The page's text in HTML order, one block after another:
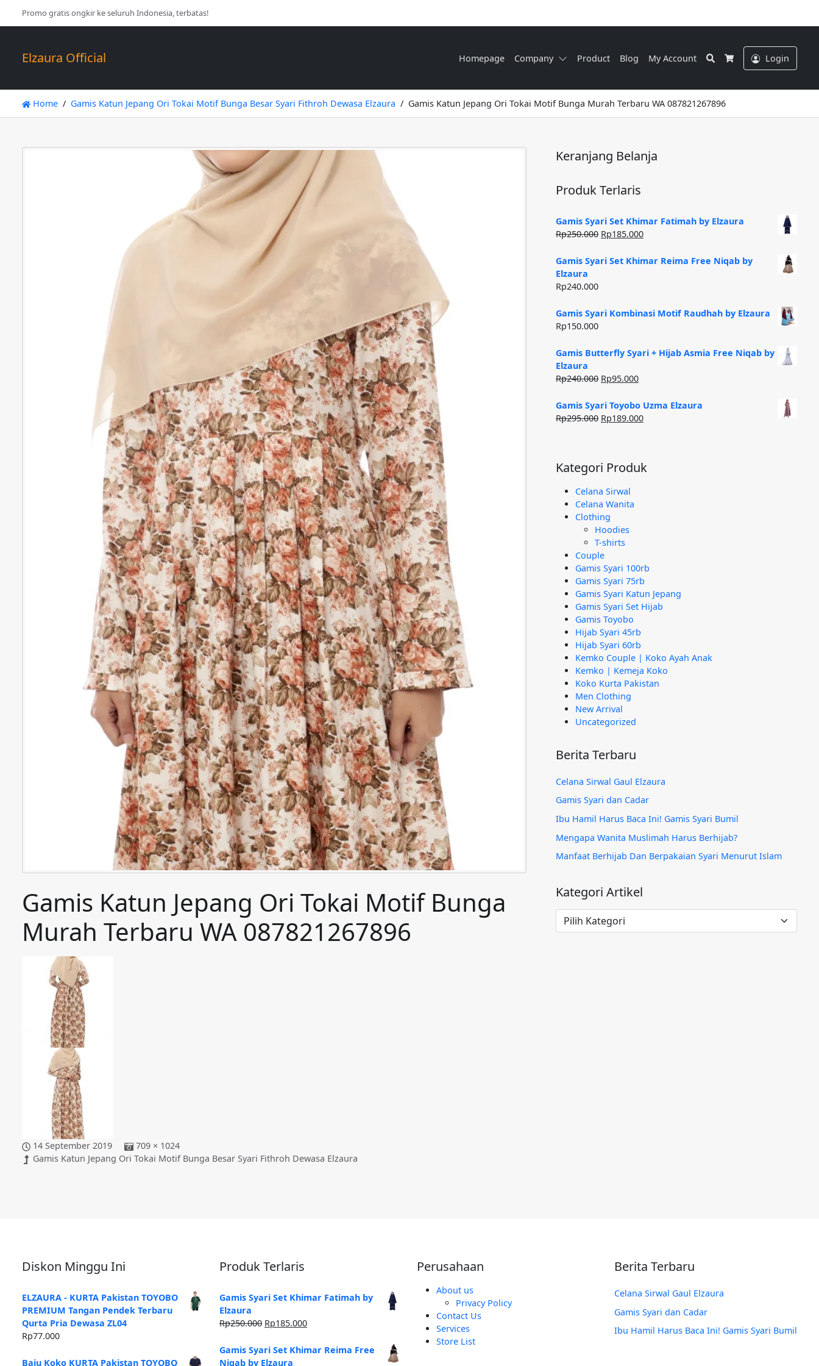
Promo gratis ongkir ke seluruh Indonesia, terbatas!
Elzaura Official Homepage Company Product Blog My Account
Search
Cart
Login
Home Gamis Katun Jepang Ori Tokai Motif Bunga Besar Syari Fithroh Dewasa Elzaura Gamis Katun Jepang Ori Tokai Motif Bunga Murah Terbaru WA 087821267896
Gamis Katun Jepang Ori Tokai Motif Bunga
Murah Terbaru WA 087821267896
14 September 2019
709 × 1024
Gamis Katun Jepang Ori Tokai Motif Bunga Besar Syari Fithroh Dewasa Elzaura
Keranjang Belanja
Produk Terlaris
Gamis Syari Set Khimar Fatimah by Elzaura
Rp250.000 Harga
adalah:
Rp185.000Harga
ini
Gamis Syari Set Khimar Reima Free Niqab by
Elzaura
Rp240.000
Gamis Syari Kombinasi Motif Raudhah by Elzaura
Rp150.000
Gamis Butterfly Syari + Hijab Asmia Free Niqab by
Elzaura
Rp240.000 Harga
adalah:
Rp240.000.
Rp95.000Harga
ini
adalah:
Gamis Syari Toyobo Uzma Elzaura
Rp295.000 Harga
Rp189.000Harga
Rp189.000.
Kategori Produk
Celana Sirwal
Celana Wanita
Clothing
Hoodies
T-shirts
Couple
Gamis Syari 100rb
Gamis Syari 75rb
Gamis Syari Katun Jepang
Gamis Syari Set Hijab
Gamis Toyobo
Hijab Syari 45rb
Hijab Syari 60rb
Kemko Couple | Koko Ayah Anak
Kemko | Kemeja Koko
Koko Kurta Pakistan
Men Clothing
New Arrival
Uncategorized
Berita Terbaru
Celana Sirwal Gaul Elzaura
Gamis Syari dan Cadar
Ibu Hamil Harus Baca Ini! Gamis Syari Bumil
Mengapa Wanita Muslimah Harus Berhijab?
Manfaat Berhijab Dan Berpakaian Syari Menurut Islam
Kategori Artikel
Kategori
Artikel
Diskon Minggu Ini
ELZAURA - KURTA Pakistan TOYOBO
PREMIUM Tangan Pendek Terbaru
Qurta Pria Dewasa ZL04
Rp77.000
Baju Koko KURTA Pakistan TOYOBO
Produk Terlaris
Gamis Syari Set Khimar Fatimah by
Elzaura
Rp250.000 Harga
adalah:
Rp250.000.
Rp185.000Harga
ini
Gamis Syari Set Khimar Reima Free
Niqab by Elzaura
Perusahaan
About us
Privacy Policy
Contact Us
Services
Store List
Berita Terbaru
Celana Sirwal Gaul Elzaura
Gamis Syari dan Cadar
Ibu Hamil Harus Baca Ini! Gamis Syari Bumil